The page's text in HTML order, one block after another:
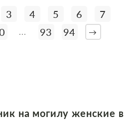
3 4 5 6
7
... 93 94 →
на могилу женские в